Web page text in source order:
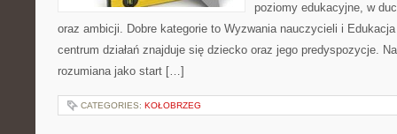
poziomy edukacyjne, w
oraz ambicji. Dobre kategorie to Wyzwania nauczycieli i
centrum działań znajduje się dziecko oraz jego predyspozycje.
rozumiana jako start […]
CATEGORIES: KOŁOBRZEG